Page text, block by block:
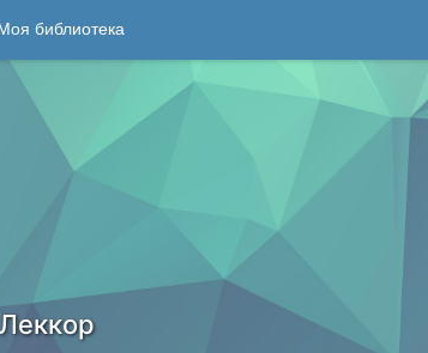
Моя библиотека